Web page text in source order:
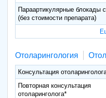
Параартикулярные блокады
(без стоимости препарата)
Отоларингология
Консультация
Повторная консультация
отоларинголога*